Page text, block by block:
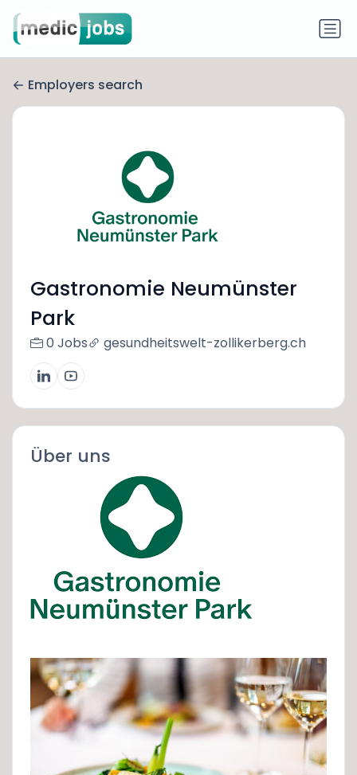
Employers search
Gastronomie Neumünster
Park
0 Jobs gesundheitswelt-zollikerberg.ch
Über uns